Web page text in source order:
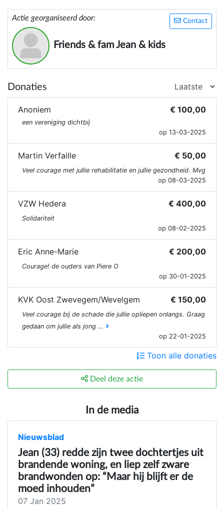
Contact
Actie georganiseerd door:
Friends & fam Jean & kids
Donaties
Anoniem € 100,00
een vereniging dichtbij
op 13-03-2025
Martin Verfaille € 50,00
Veel courage met jullie rehabilitatie en jullie gezondheid. Mvg
op 08-03-2025
VZW Hedera € 400,00
Solidariteit
op 08-02-2025
Eric Anne-Marie € 200,00
Courage! de ouders van Piere O
op 30-01-2025
KVK Oost Zwevegem/Wevelgem € 150,00
Veel courage bij de schade die jullie opliepen onlangs. Graag
gedaan om jullie als jong …
op 22-01-2025
Toon alle donaties
Deel deze actie
In de media
Nieuwsblad
Jean (33) redde zijn twee dochtertjes uit
brandende woning, en liep zelf zware
brandwonden op: “Maar hij blijft er de
moed inhouden”
07 Jan 2025